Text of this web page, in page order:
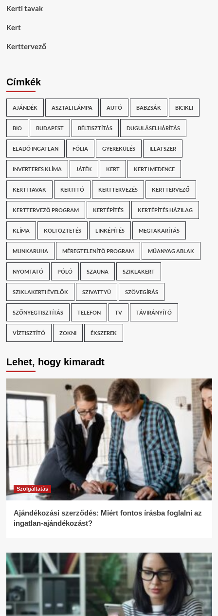
Kerti tavak
Kert
Kerttervező
Címkék
AJÁNDÉK ASZTALI LÁMPA AUTÓ BABZSÁK BICIKLI
BIO BUDAPEST BÉLTISZTÍTÁS DUGULÁSELHÁRÍTÁS
ELADÓ INGATLAN FÓLIA GYEREKÜLÉS ILLATSZER
INVERTERES KLÍMA JÁTÉK KERT KERTI MEDENCE
KERTI TAVAK KERTI TÓ KERTTERVEZÉS KERTTERVEZŐ
KERTTERVEZŐ PROGRAM KERTÉPÍTÉS KERTÉPÍTÉS HÁZILAG
KLÍMA KÖLTÖZTETÉS LINKÉPÍTÉS MEGTAKARÍTÁS
MUNKARUHA MÉREGTELENÍTŐ PROGRAM MŰANYAG ABLAK
NYOMTATÓ PÓLÓ SZAUNA SZIKLAKERT
SZIKLAKERTI ÉVELŐK SZIVATTYÚ SZÖVEGÍRÁS
SZŐNYEGTISZTÍTÁS TELEFON TV TÁVIRÁNYÍTÓ
VÍZTISZTÍTÓ ZOKNI ÉKSZEREK
Lehet, hogy kimaradt
Szolgáltatás
Ajándékozási szerződés: Miért fontos írásba foglalni az
ingatlan-ajándékozást?